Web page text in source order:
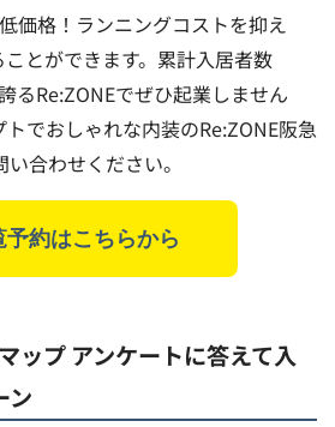
価格！ランニングコストを抑え
とができます。累計入居者数
るRe:ZONEでぜひ起業しません
でおしゃれな内装のRe:ZONE阪急
合わせください。
予約はこちらから
ップ アンケートに答えて入
ン